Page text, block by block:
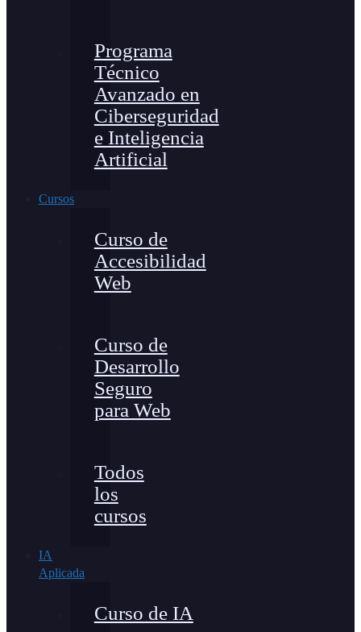
Programa
Técnico
Avanzado en
Ciberseguridad
e Inteligencia
Artificial
Cursos
Curso de
Accesibilidad
Web
Curso de
Desarrollo
Seguro
para Web
Todos
los
cursos
IA
Aplicada
Curso de IA